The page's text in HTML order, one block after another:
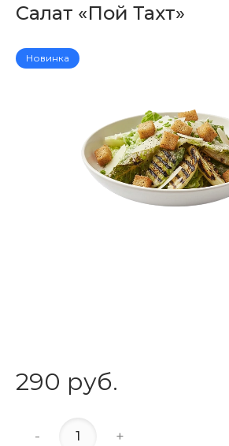
Салат «Пой Тахт»
Новинка
290 руб.
- +